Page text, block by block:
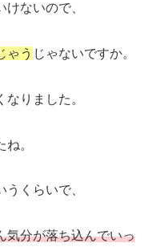
ないので、
ゃう じゃないですか。
なりました。
。
うくらいで、
気分が落ち込んでいっ